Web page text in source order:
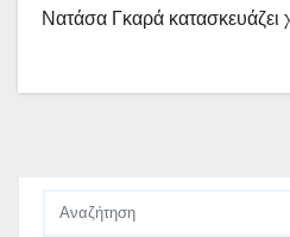
Νατάσα Γκαρά κατασκευάζει